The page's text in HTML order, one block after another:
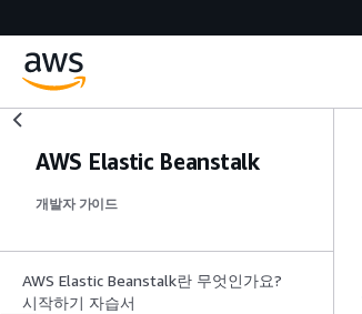
AWS Elastic Beanstalk
개발자 가이드
AWS Elastic Beanstalk란 무엇인가요?
시작하기 자습서